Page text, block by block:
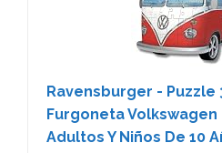
Ravensburger - Puzzle
Furgoneta Volkswagen
Adultos Y Niños De 10